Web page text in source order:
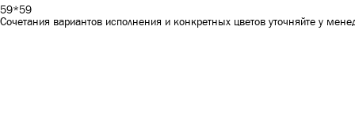
59*59
Сочетания вариантов исполнения и конкретных цветов уточняйте у